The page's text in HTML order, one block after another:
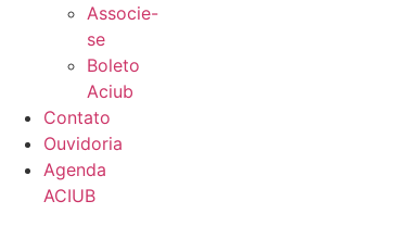
Associe-
se
Boleto
Aciub
Contato
Ouvidoria
Agenda
ACIUB